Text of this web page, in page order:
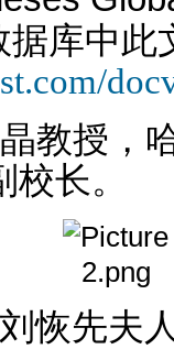
据库中此
教授，
长。
刘恢先夫